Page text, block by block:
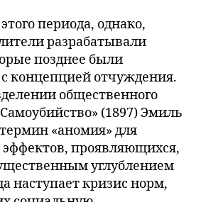
периода, однако,
разрабатывали
позднее были
концепцией отчуждения.
общественного
(1897) Эмиль
«аномия» для
эффектов, проявляющихся,
углублением
наступает кризис норм,